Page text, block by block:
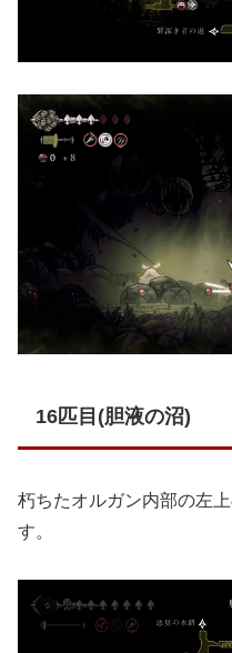
16匹目(胆液の沼)
朽ちたオルガン内部の左
す。